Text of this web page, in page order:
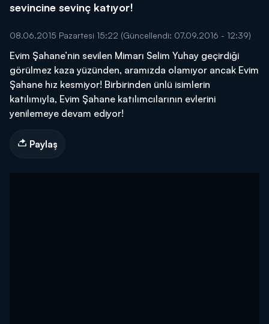
sevincine sevinç katıyor!
08.06.2015 Pazartesi 15:22 (Güncellendi: 07.09.2016 - 12:39)
Evim Şahane’nin sevilen Mimarı Selim Yuhay geçirdiği
görülmez kaza yüzünden, aramızda olamıyor ancak Evim
Şahane hız kesmiyor! Birbirinden ünlü isimlerin
katılımıyla, Evim Şahane katılımcılarının evlerini
yenilemeye devam ediyor!
Paylaş